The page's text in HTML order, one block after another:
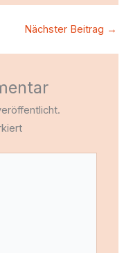
Nächster Beitrag →